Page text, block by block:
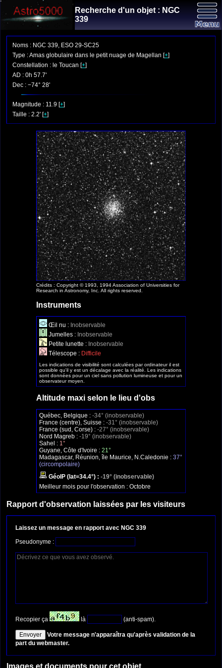
Recherche d'un objet : NGC
339
Noms : NGC 339, ESO 29-SC25
Type : Amas globulaire dans le petit nuage de Magellan [+]
Constellation : le Toucan [+]
AD : 0h 57.7'
Dec : −74° 28'
Magnitude : 11.9 [+]
Taille : 2.2' [+]
Crédits : Copyright © 1993, 1994 Association of Universities for
Research in Astronomy, Inc. All rights reserved.
Instruments
Œil nu : Inobservable
Jumelles : Inobservable
Petite lunette : Inobservable
Télescope : Difficile
Les indications de visibilité sont calculées par ordinateur il est
possible qu'il y est un décalage avec la réalité. Les indications
sont données pour un ciel sans pollution lumineuse et pour un
observateur moyen.
Altitude maxi selon le lieu d'obs
Québec, Belgique : -34° (inobservable)
France (centre), Suisse : -31° (inobservable)
France (sud, Corse) : -27° (inobservable)
Nord Magreb : -19° (inobservable)
Sahel : 1°
Guyane, Côte d'Ivoire : 21°
Madagascar, Réunion, île Maurice, N.Caledonie : 37°
(circompolaire)
GéoIP (lat=34.4°) : -19° (inobservable)
Meilleur mois pour l'observation : Octobre
Rapport d'observation laissées par les visiteurs
Laissez un message en rapport avec NGC 339
Pseudonyme :
Recopier ça là (anti-spam).
Votre message n'apparaîtra qu'après validation de la
part du webmaster.
Images et documents pour cet objet